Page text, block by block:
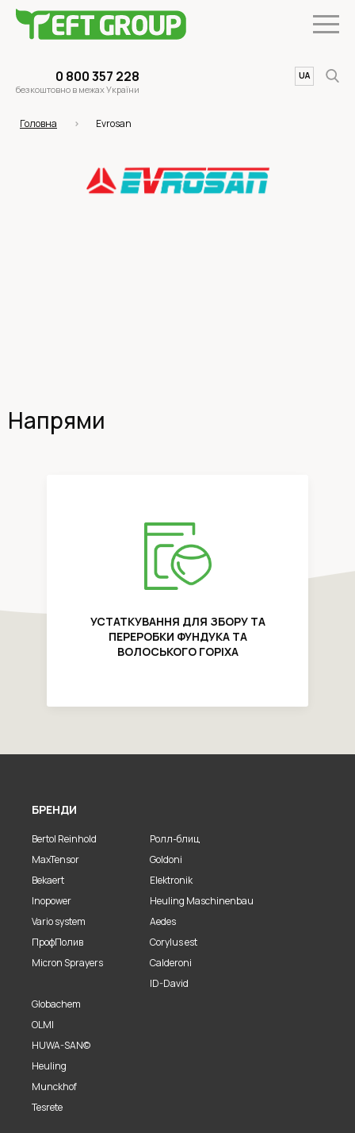
0 800 357 228
безкоштовно в межах України
UA
EN
Головна Evrosan
Напрями
УСТАТКУВАННЯ ДЛЯ ЗБОРУ ТА
ПЕРЕРОБКИ ФУНДУКА ТА
ВОЛОСЬКОГО ГОРІХА
БРЕНДИ
Bertol Reinhold
MaxTensor
Bekaert
Inopower
Vario system
ПрофПолив
Micron Sprayers
Ролл-блиц
Goldoni
Elektronik
Heuling Maschinenbau
Aedes
Corylus est
Calderoni
ID-David
Globachem
OLMI
HUWA-SAN©
Heuling
Munckhof
Tesrete